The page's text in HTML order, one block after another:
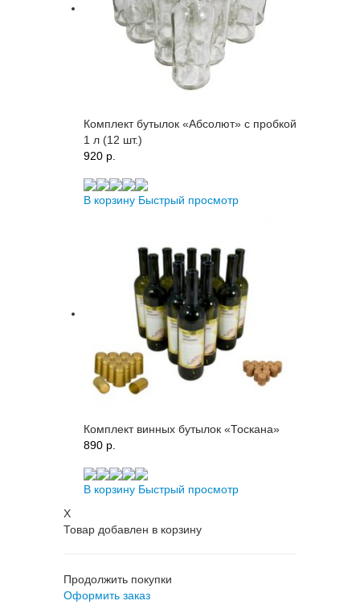
Комплект бутылок «Абсолют» с пробкой
1 л (12 шт.)
920 p.
В корзину Быстрый просмотр
Комплект винных бутылок «Тоскана»
890 p.
В корзину Быстрый просмотр
X
Товар добавлен в корзину
Продолжить покупки
Оформить заказ